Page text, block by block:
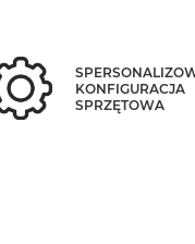
KONFIGURACJA
SPRZĘTOWA